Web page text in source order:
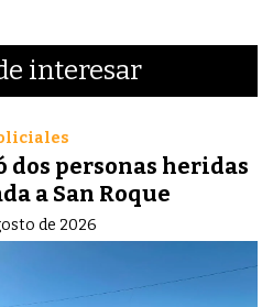
interesar
personas heridas
a San Roque
de 2026